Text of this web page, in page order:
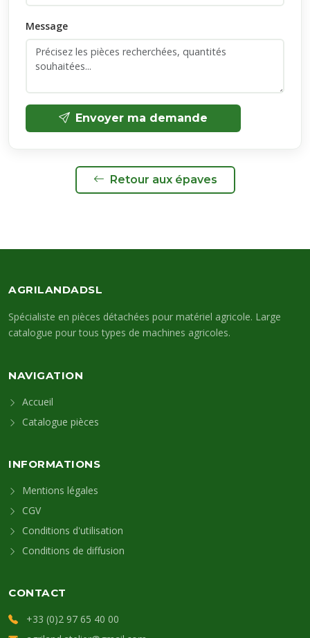
Message
Envoyer ma demande
Retour aux épaves
AGRILANDADSL
Spécialiste en pièces détachées pour matériel agricole. Large
catalogue pour tous types de machines agricoles.
NAVIGATION
Accueil
Catalogue pièces
INFORMATIONS
Mentions légales
CGV
Conditions d'utilisation
Conditions de diffusion
CONTACT
+33 (0)2 97 65 40 00